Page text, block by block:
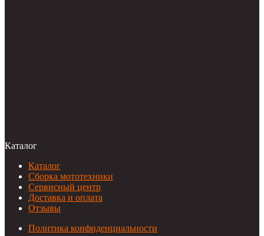
Каталог
Каталог
Сборка мототехники
Сервисный центр
Доставка и оплата
Отзывы
Политика конфиденциальности